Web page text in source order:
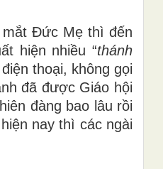
Đức Mẹ thì đến
hiện nhiều “thánh
thoại, không gọi
đã được Giáo hội
đàng bao lâu rồi
hiện nay thì các ngài